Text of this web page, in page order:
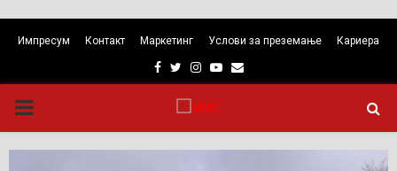
Импресум Контакт Маркетинг Услови за преземање Кариера
Facebook
TwitterInstagram
Youtube
Email
PRIMARY
MENU